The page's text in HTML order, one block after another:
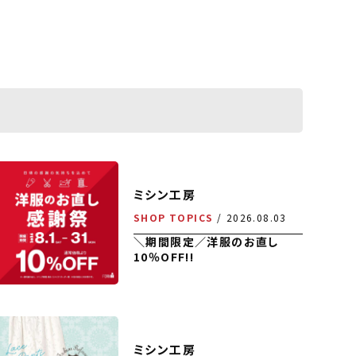
ミシン工房
SHOP TOPICS 2026.08.03
＼期間限定／洋服のお直し
10％OFF!!
ミシン工房